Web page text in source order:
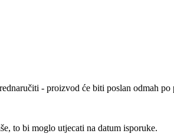
- proizvod će biti poslan odmah
to bi moglo utjecati na datum isporuke.